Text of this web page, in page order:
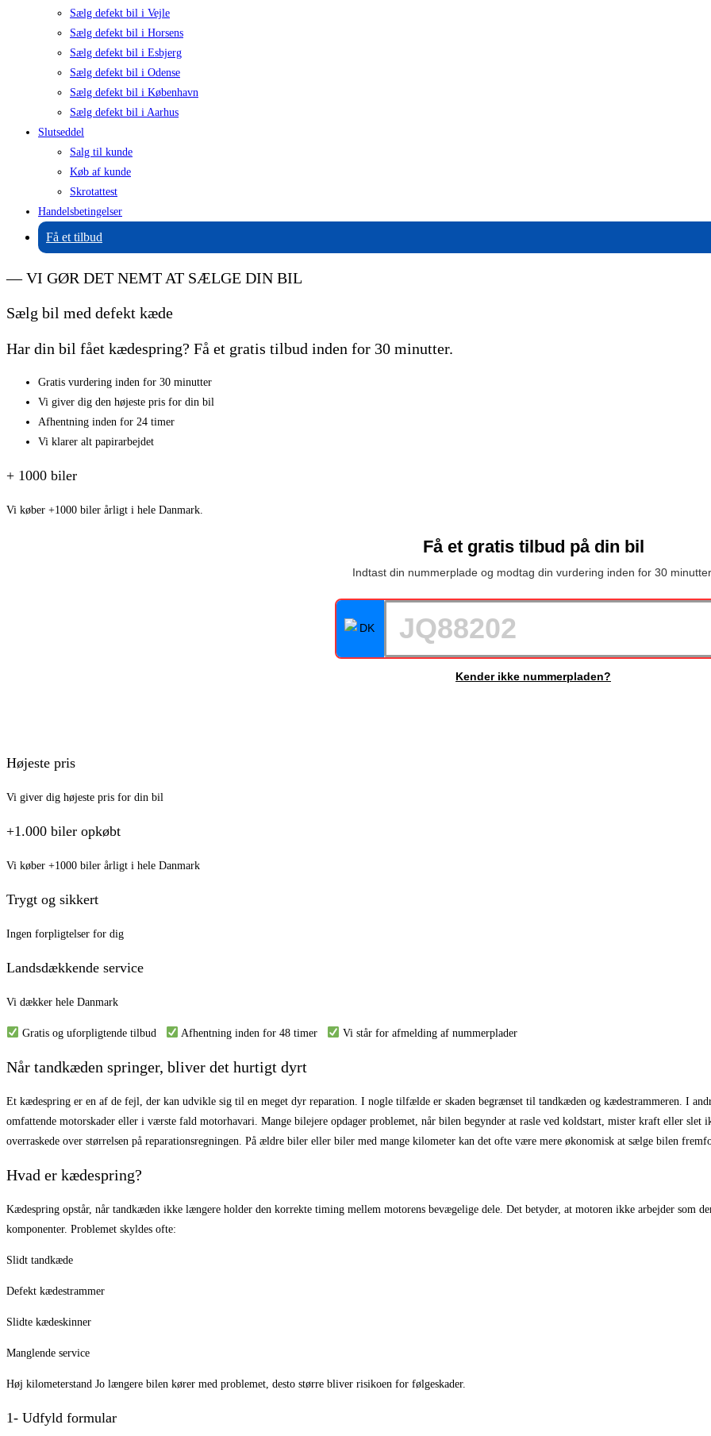
Sælg defekt bil i Vejle
Sælg defekt bil i Horsens
Sælg defekt bil i Esbjerg
Sælg defekt bil i Odense
Sælg defekt bil i København
Sælg defekt bil i Aarhus
Slutseddel
Salg til kunde
Køb af kunde
Skrotattest
Handelsbetingelser
Få et tilbud
— VI GØR DET NEMT AT SÆLGE DIN BIL
Sælg bil med defekt kæde
Har din bil fået kædespring? Få et gratis tilbud inden for 30 minutter.
Gratis vurdering inden for 30 minutter
Vi giver dig den højeste pris for din bil
Afhentning inden for 24 timer
Vi klarer alt papirarbejdet
+ 1000 biler
Vi køber +1000 biler årligt i hele Danmark.
Få et gratis tilbud på din bil
Indtast din nummerplade og modtag din vurdering inden for 30
Kender ikke nummerpladen?
Højeste pris
Vi giver dig højeste pris for din bil
+1.000 biler opkøbt
Vi køber +1000 biler årligt i hele Danmark
Trygt og sikkert
Ingen forpligtelser for dig
Landsdækkende service
Vi dækker hele Danmark
Gratis og uforpligtende tilbud Afhentning inden for 48 timer Vi står for afmelding af nummerplader
Når tandkæden springer, bliver det hurtigt dyrt
Et kædespring er en af de fejl, der kan udvikle sig til en meget dyr reparation. I nogle tilfælde er skaden begrænset til tandkæden og kædestrammeren. I
omfattende motorskader eller i værste fald motorhavari. Mange bilejere opdager problemet, når bilen begynder at rasle ved koldstart, mister kraft eller
overraskede over størrelsen på reparationsregningen. På ældre biler eller biler med mange kilometer kan det ofte være mere økonomisk at sælge bilen
Hvad er kædespring?
Kædespring opstår, når tandkæden ikke længere holder den korrekte timing mellem motorens bevægelige dele. Det betyder, at motoren ikke arbejder som
komponenter. Problemet skyldes ofte:
Slidt tandkæde
Defekt kædestrammer
Slidte kædeskinner
Manglende service
Høj kilometerstand Jo længere bilen kører med problemet, desto større bliver risikoen for følgeskader.
1- Udfyld formular